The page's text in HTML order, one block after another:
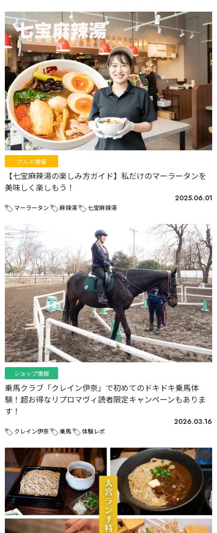
グルメ情報
【七宝麻辣湯の楽しみ方ガイド】私だけのマーラータンを
美味しく楽しもう！
2025.06.01
マーラータン 麻辣湯 七宝麻辣湯
ショップ情報
乗馬クラブ「クレイン伊奈」で初めてのドキドキ乗馬体
験！超お得なリプロマヴィ読者限定キャンペーンもありま
す！
2026.03.16
クレイン伊奈 乗馬 体験レポ